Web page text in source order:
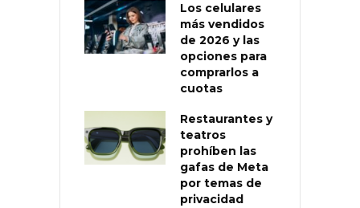
Los celulares
más vendidos
de 2026 y las
opciones para
comprarlos a
cuotas
Restaurantes y
teatros
prohíben las
gafas de Meta
por temas de
privacidad